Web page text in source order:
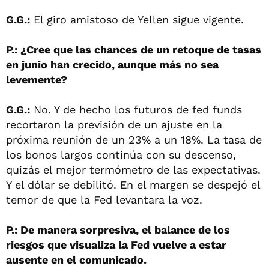
G.G.: El giro amistoso de Yellen sigue vigente.
P.: ¿Cree que las chances de un retoque de tasas
en junio han crecido, aunque más no sea
levemente?
G.G.: No. Y de hecho los futuros de fed funds
recortaron la previsión de un ajuste en la
próxima reunión de un 23% a un 18%. La tasa de
los bonos largos continúa con su descenso,
quizás el mejor termómetro de las expectativas.
Y el dólar se debilitó. En el margen se despejó el
temor de que la Fed levantara la voz.
P.: De manera sorpresiva, el balance de los
riesgos que visualiza la Fed vuelve a estar
ausente en el comunicado.